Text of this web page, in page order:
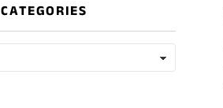
CATEGORIES